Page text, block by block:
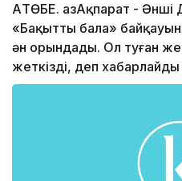
АҚТӨБЕ. ҚазАқпарат -
«Бақытты бала»
ән орындады. Ол туған
жеткізді, деп хабарлайды